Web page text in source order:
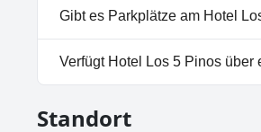
Nein, Hotel Los 5 Pinos
Gibt es Parkplätze am Hotel
Ja, Parkmöglichkeiten sind im
Verfügt Hotel Los 5 Pinos über
Standort